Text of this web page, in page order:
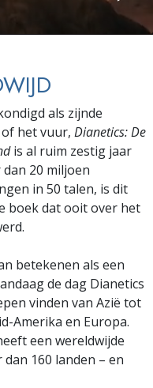
als zijnde
het vuur, Dianetics: De
is al ruim zestig jaar
20 miljoen
in 50 talen, is dit
boek dat ooit over het
betekenen als een
de dag Dianetics
vinden van Azië tot
Amerika en Europa.
een wereldwijde
160 landen – en